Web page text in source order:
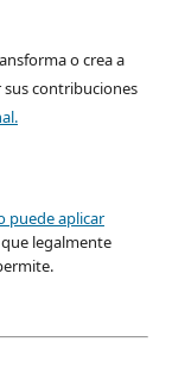
o crea a
contribuciones
aplicar
legalmente